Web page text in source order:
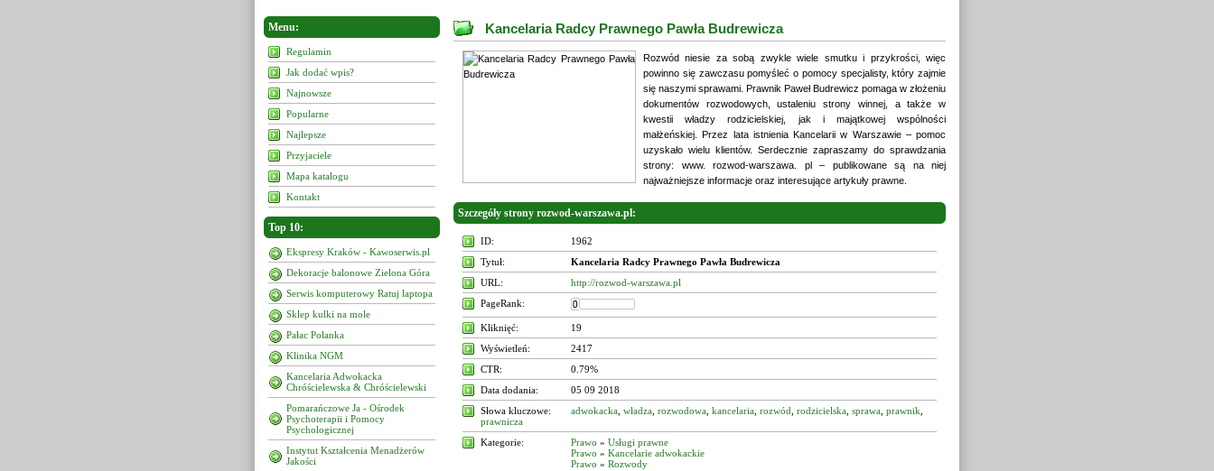
Menu:
Regulamin
Jak dodać wpis?
Najnowsze
Popularne
Najlepsze
Przyjaciele
Mapa katalogu
Kontakt
Top 10:
Ekspresy Kraków - Kawoserwis.pl
Dekoracje balonowe Zielona Góra
Serwis komputerowy Ratuj laptopa
Sklep kulki na mole
Pałac Polanka
Klinika NGM
Kancelaria Adwokacka
Chróścielewska & Chróścielewski
Pomarańczowe Ja - Ośrodek
Psychoterapii i Pomocy
Psychologicznej
Instytut Kształcenia Menadżerów
Jakości
Kancelaria Radcy Prawnego Pawła Budrewicza
Rozwód niesie za sobą zwykle wiele smutku i przykrości, więc
powinno się zawczasu pomyśleć o pomocy specjalisty, który zajmie
się naszymi sprawami. Prawnik Paweł Budrewicz pomaga w złożeniu
dokumentów rozwodowych, ustaleniu strony winnej, a także w
kwestii władzy rodzicielskiej, jak i majątkowej wspólności
małżeńskiej. Przez lata istnienia Kancelarii w Warszawie – pomoc
uzyskało wielu klientów. Serdecznie zapraszamy do sprawdzania
strony: www. rozwod-warszawa. pl – publikowane są na niej
najważniejsze informacje oraz interesujące artykuły prawne.
Szczegóły strony rozwod-warszawa.pl:
ID:
1962
Tytuł:
Kancelaria Radcy Prawnego Pawła Budrewicza
URL:
http://rozwod-warszawa.pl
PageRank:
Kliknięć:
19
Wyświetleń:
2417
CTR:
0.79%
Data dodania:
05 09 2018
Słowa kluczowe:
adwokacka władza rozwodowa kancelaria rozwód rodzicielska sprawa prawnik
prawnicza
Kategorie:
Prawo » Usługi prawne
Prawo » Kancelarie adwokackie
Prawo » Rozwody